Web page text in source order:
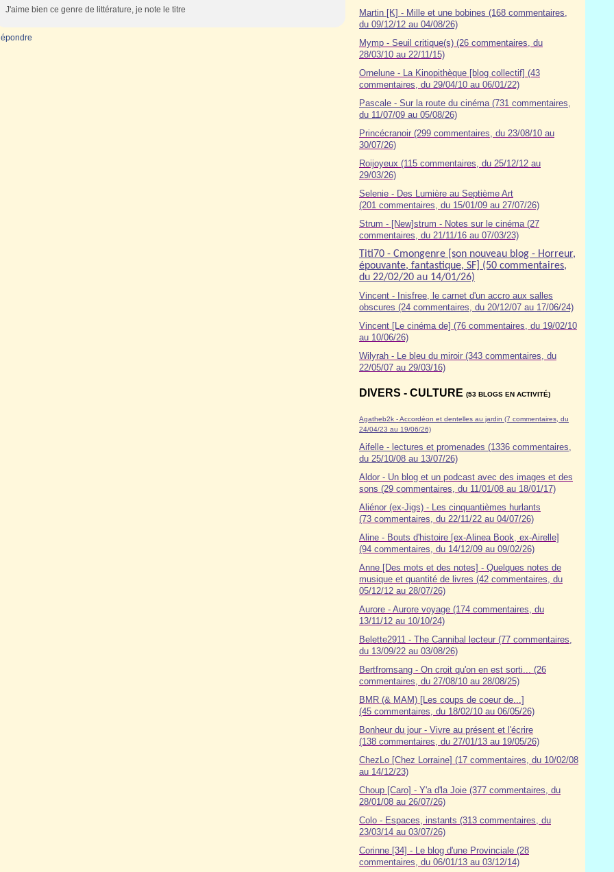
J'aime bien ce genre de littérature, je note le titre
Martin [K] - Mille et une bobines (168 commentaires,
du 09/12/12 au 04/08/26)
Mymp - Seuil critique(s) (26 commentaires, du
28/03/10 au 22/11/15)
Ornelune - La Kinopithèque [blog collectif] (43
commentaires, du 29/04/10 au 06/01/22)
Pascale - Sur la route du cinéma (731 commentaires,
du 11/07/09 au 05/08/26)
Princécranoir (299 commentaires, du 23/08/10 au
30/07/26)
Roijoyeux (115 commentaires, du 25/12/12 au
29/03/26)
Selenie - Des Lumière au Septième Art
(201 commentaires, du 15/01/09 au 27/07/26)
Strum - [New]strum - Notes sur le cinéma (27
commentaires, du 21/11/16 au 07/03/23)
Titi70 - Cmongenre [son nouveau blog - Horreur,
épouvante, fantastique, SF] (50 commentaires,
du 22/02/20 au 14/01/26)
Vincent - Inisfree, le carnet d'un accro aux salles
obscures (24 commentaires, du 20/12/07 au 17/06/24)
Vincent [Le cinéma de] (76 commentaires, du 19/02/10
au 10/06/26)
Wilyrah - Le bleu du miroir (343 commentaires, du
22/05/07 au 29/03/16)
DIVERS - CULTURE (53 BLOGS EN ACTIVITÉ)
Agatheb2k - Accordéon et dentelles au jardin (7 commentaires, du
24/04/23 au 19/06/26)
Aifelle - lectures et promenades (1336 commentaires,
du 25/10/08 au 13/07/26)
Aldor - Un blog et un podcast avec des images et des
sons (29 commentaires, du 11/01/08 au 18/01/17)
Aliénor (ex-Jigs) - Les cinquantièmes hurlants
(73 commentaires, du 22/11/22 au 04/07/26)
Aline - Bouts d'histoire [ex-Alinea Book, ex-Airelle]
(94 commentaires, du 14/12/09 au 09/02/26)
Anne [Des mots et des notes] - Quelques notes de
musique et quantité de livres (42 commentaires, du
05/12/12 au 28/07/26)
Aurore - Aurore voyage (174 commentaires, du
13/11/12 au 10/10/24)
Belette2911 - The Cannibal lecteur (77 commentaires,
du 13/09/22 au 03/08/26)
Bertfromsang - On croit qu'on en est sorti... (26
commentaires, du 27/08/10 au 28/08/25)
BMR (& MAM) [Les coups de coeur de...]
(45 commentaires, du 18/02/10 au 06/05/26)
Bonheur du jour - Vivre au présent et l'écrire
(138 commentaires, du 27/01/13 au 19/05/26)
ChezLo [Chez Lorraine] (17 commentaires, du 10/02/08
au 14/12/23)
Choup [Caro] - Y'a d'la Joie (377 commentaires, du
28/01/08 au 26/07/26)
Colo - Espaces, instants (313 commentaires, du
23/03/14 au 03/07/26)
Corinne [34] - Le blog d'une Provinciale (28
commentaires, du 06/01/13 au 03/12/14)